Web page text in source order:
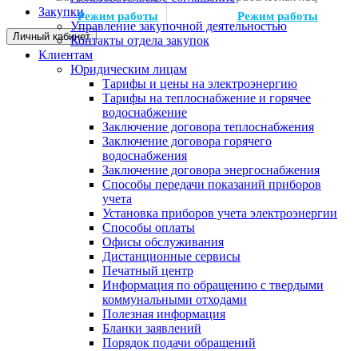
Режим работы
Режим работы
Личный кабинет
Закупки
Управление закупочной деятельностью
Контакты отдела закупок
Клиентам
Юридическим лицам
Тарифы и цены на электроэнергию
Тарифы на теплоснабжение и горячее
водоснабжение
Заключение договора теплоснабжения
Заключение договора горячего
водоснабжения
Заключение договора энергоснабжения
Способы передачи показаний приборов
учета
Установка приборов учета электроэнергии
Способы оплаты
Офисы обслуживания
Дистанционные сервисы
Печатный центр
Информация по обращению с твердыми
коммунальными отходами
Полезная информация
Бланки заявлений
Порядок подачи обращений